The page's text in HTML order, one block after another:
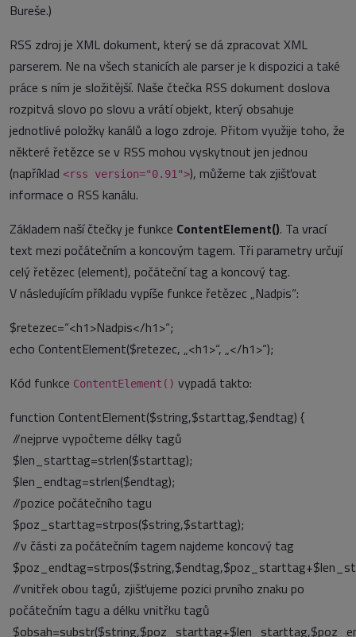
Bureše.)
RSS zdroj je XML dokument, který se dá zpracovat XML
parserem. Ne na všech stanicích ale parser je k dispozici a také
práce s ním je složitější. Naše čtečka RSS dokument doslova
rozpitvá slovo po slovu a vrátí objekt, který obsahuje
jednotlivé položky kanálů a logo zdroje. Přitom využije toho, že
některé řetězce se v RSS mohou vyskytnout jen jednou
(například <rss version="0.91">), můžeme tak zjišťovat
informace o RSS kanálu.
Základem naší čtečky je funkce ContentElement(). Ta vrací
text mezi počátečním a koncovým tagem. Tři parametry určují
celý řetězec (element), počáteční tag a koncový tag.
V následujícím příkladu vypíše funkce řetězec „Nadpis“:
$retezec=“<h1>Nadpis</h1>“;
echo ContentElement($retezec, „<h1>“, „</h1>“);
Kód funkce ContentElement() vypadá takto:
function ContentElement($string,$starttag,$endtag) {
//nejprve vypočteme délky tagů
$len_starttag=strlen($starttag);
$len_endtag=strlen($endtag);
//pozice počátečního tagu
$poz_starttag=strpos($string,$starttag);
//v části za počátečním tagem najdeme koncový tag
//vnitřek obou tagů, zjišťujeme pozici prvního znaku po
počátečním tagu a délku vnitřku tagů